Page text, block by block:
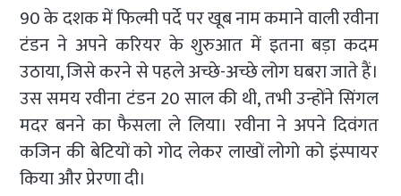
90 के दशक में फिल्मी पर्दे पर खूब नाम कमाने वाली रवीना
टंडन ने अपने करियर के शुरुआत में इतना बड़ा कदम
उठाया, जिसे करने से पहले अच्छे-अच्छे लोग घबरा जाते हैं।
उस समय रवीना टंडन 20 साल की थी, तभी उन्होंने सिंगल
मदर बनने का फैसला ले लिया। रवीना ने अपने दिवंगत
कजिन की बेटियों को गोद लेकर लाखों लोगो को इंस्पायर
किया और प्रेरणा दी।